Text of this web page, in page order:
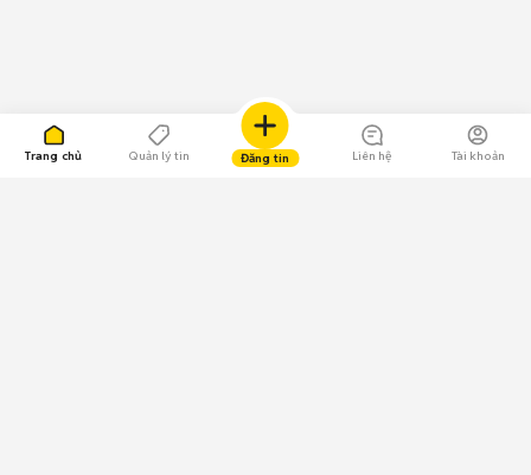
Trang chủ Quản lý tin Đăng tin Liên hệ Tài khoản